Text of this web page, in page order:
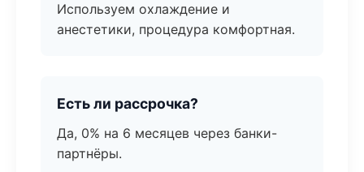
Используем охлаждение и
анестетики, процедура комфортная.
Есть ли рассрочка?
Да, 0% на 6 месяцев через банки-
партнёры.